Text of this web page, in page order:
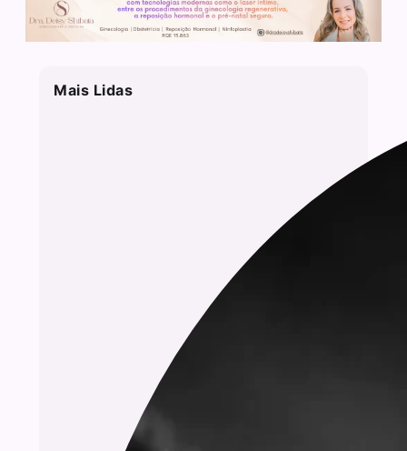
Mais Lidas